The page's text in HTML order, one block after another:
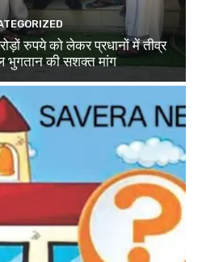
रुपये को लेकर प्रधानों में तीव्र
भुगतान की सशक्त मांग